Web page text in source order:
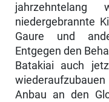
niedergebrannte
Gaure und
Entgegen den
Batakiai auch
Anbau an den